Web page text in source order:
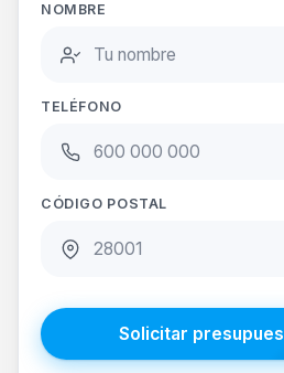
NOMBRE
TELÉFONO
CÓDIGO POSTAL
Solicitar